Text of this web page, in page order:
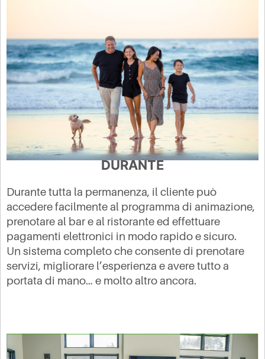
DURANTE
Durante tutta la permanenza, il cliente può
accedere facilmente al programma di animazione,
prenotare al bar e al ristorante ed effettuare
pagamenti elettronici in modo rapido e sicuro.
Un sistema completo che consente di prenotare
servizi, migliorare l’esperienza e avere tutto a
portata di mano… e molto altro ancora.